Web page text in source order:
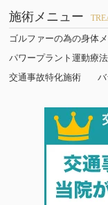
施術メニュー
ゴルファーの為の身体
パワープラント運動療法
交通事故特化施術